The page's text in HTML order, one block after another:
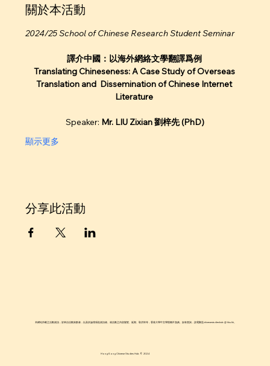
關於本活動
2024/25 School of Chinese Research Student Seminar
譯介中國：以海外網絡⽂學翻譯爲例
Translating Chineseness: A Case Study of Overseas
Translation and  Dissemination of Chinese Internet
Literature
Speaker: Mr. LIU Zixian 劉梓先 (PhD)
顯示更多
分享此活動
本網站所載之活動資訊，皆來自活動策劃者，以及於論壇張貼資訊者。就活動之內容變更、延期、取消等等，香港大學中文學院概不負責。如有查詢，請電郵至chinesestudieshub @ hku.hk。
Hong Kong Chinese Studies Hub © 2024